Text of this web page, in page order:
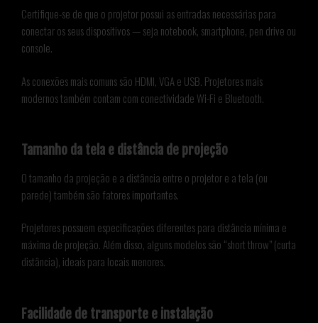
Certifique-se de que o projetor possui as entradas necessárias para
conectar os seus dispositivos — seja notebook, smartphone, pen drive ou
console.
As conexões mais comuns são HDMI, VGA e USB. Projetores mais
modernos também contam com conectividade Wi-Fi e Bluetooth.
Tamanho da tela e distância de projeção
O tamanho da projeção e a distância entre o projetor e a tela (ou
parede) também são fatores importantes.
Projetores possuem especificações diferentes para distância mínima e
máxima de projeção. Além disso, alguns modelos são “short throw” (curta
distância), ideais para locais menores.
Facilidade de transporte e instalação